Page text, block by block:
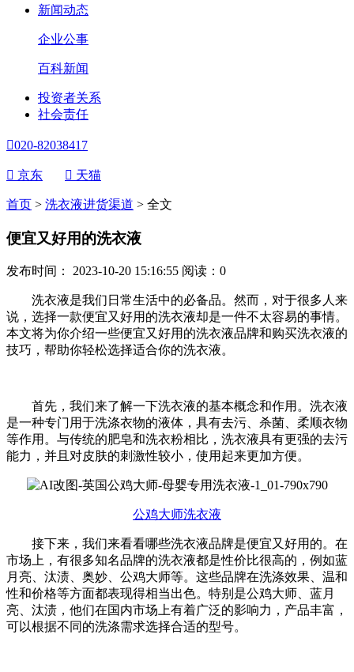
新闻动态
企业公事
百科新闻
投资者关系
社会责任
020-82038417
 京东  天猫
首页 > 洗衣液进货渠道 > 全文
便宜又好用的洗衣液
发布时间： 2023-10-20 15:16:55 阅读： 0
洗衣液是我们日常生活中的必备品。然而，对于很多人来
说，选择一款便宜又好用的洗衣液却是一件不太容易的事情。
本文将为你介绍一些便宜又好用的洗衣液品牌和购买洗衣液的
技巧，帮助你轻松选择适合你的洗衣液。
首先，我们来了解一下洗衣液的基本概念和作用。洗衣液
是一种专门用于洗涤衣物的液体，具有去污、杀菌、柔顺衣物
等作用。与传统的肥皂和洗衣粉相比，洗衣液具有更强的去污
能力，并且对皮肤的刺激性较小，使用起来更加方便。
公鸡大师洗衣液
接下来，我们来看看哪些洗衣液品牌是便宜又好用的。在
市场上，有很多知名品牌的洗衣液都是性价比很高的，例如蓝
月亮、汰渍、奥妙、公鸡大师等。这些品牌在洗涤效果、温和
性和价格等方面都表现得相当出色。特别是公鸡大师、蓝月
亮、汰渍，他们在国内市场上有着广泛的影响力，产品丰富，
可以根据不同的洗涤需求选择合适的型号。